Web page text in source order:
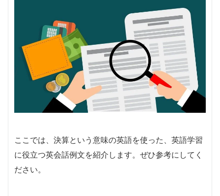
ここでは、決算という意味の英語を使った、英語学習
に役立つ英会話例文を紹介します。ぜひ参考にしてく
ださい。